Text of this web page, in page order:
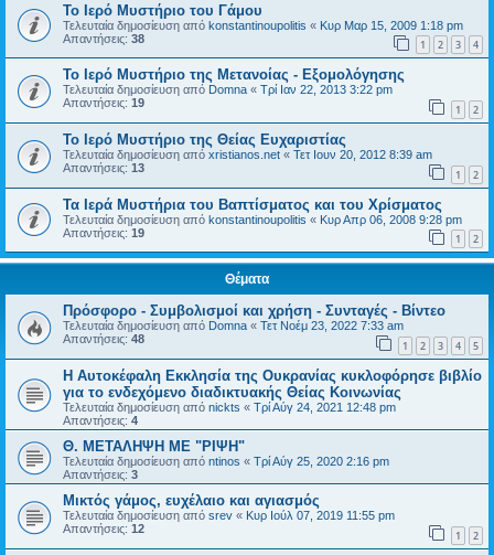
Το Ιερό Μυστήριο του Γάμου
Τελευταία δημοσίευση από konstantinoupolitis « Κυρ Μαρ 15, 2009 1:18 pm
Απαντήσεις: 38 1 2 3 4
Το Ιερό Μυστήριο της Μετανοίας - Εξομολόγησης
Τελευταία δημοσίευση από Domna « Τρί Ιαν 22, 2013 3:22 pm
Απαντήσεις: 19 1 2
Το Ιερό Μυστήριο της Θείας Ευχαριστίας
Τελευταία δημοσίευση από xristianos.net « Τετ Ιουν 20, 2012 8:39 am
Απαντήσεις: 13 1 2
Τα Ιερά Μυστήρια του Βαπτίσματος και του Χρίσματος
Τελευταία δημοσίευση από konstantinoupolitis « Κυρ Απρ 06, 2008 9:28 pm
Απαντήσεις: 19 1 2
Θέματα
Πρόσφορο - Συμβολισμοί και χρήση - Συνταγές - Βίντεο
Τελευταία δημοσίευση από Domna « Τετ Νοέμ 23, 2022 7:33 am
Απαντήσεις: 48 1 2 3 4 5
Η Αυτοκέφαλη Eκκλησία της Ουκρανίας κυκλοφόρησε βιβλίο
για το ενδεχόμενο διαδικτυακής Θείας Κοινωνίας
Τελευταία δημοσίευση από nickts « Τρί Αύγ 24, 2021 12:48 pm
Απαντήσεις: 4
Θ. ΜΕΤΑΛΗΨΗ ΜΕ "ΡΙΨΗ"
Τελευταία δημοσίευση από ntinos « Τρί Αύγ 25, 2020 2:16 pm
Απαντήσεις: 3
Μικτός γάμος, ευχέλαιο και αγιασμός
Τελευταία δημοσίευση από srev « Κυρ Ιούλ 07, 2019 11:55 pm
Απαντήσεις: 12 1 2